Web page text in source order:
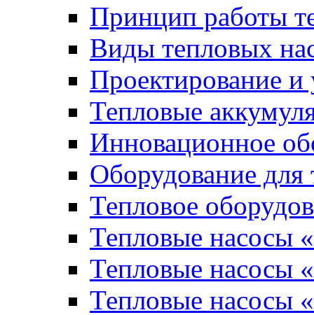
Принцип работы
Виды тепловых
Проектирование и
Тепловые
Инновационное
Оборудование для
Тепловое
Тепловые насосы
Тепловые насосы
Тепловые насосы